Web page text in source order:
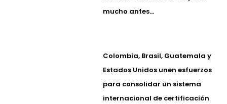
mucho antes…
Colombia, Brasil, Guatemala y
Estados Unidos unen esfuerzos
para consolidar un sistema
internacional de certificación